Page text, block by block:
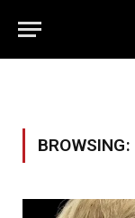
BROWSING: